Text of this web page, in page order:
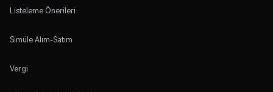
Listeleme Önerileri
Simüle Alım-Satım
Vergi